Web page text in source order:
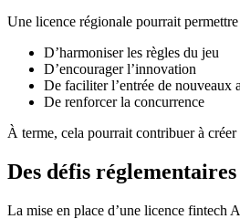
Une licence régionale pourrait permettre
D’harmoniser les règles du jeu
D’encourager l’innovation
De faciliter l’entrée de nouveaux
De renforcer la concurrence
À terme, cela pourrait contribuer à
Des défis
La mise en place d’une licence fintech